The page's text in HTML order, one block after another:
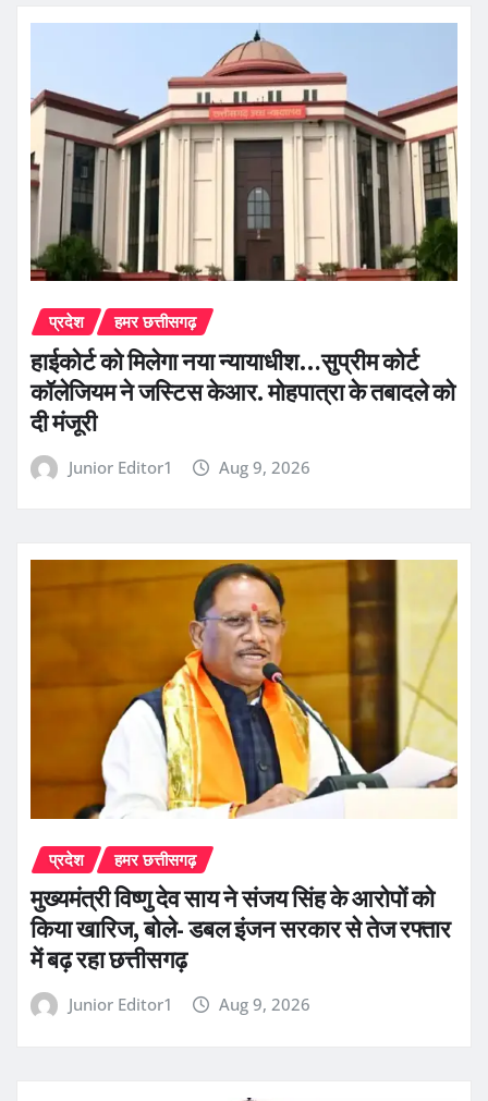
प्रदेश हमर छत्तीसगढ़
हाईकोर्ट को मिलेगा नया न्यायाधीश…सुप्रीम कोर्ट
कॉलेजियम ने जस्टिस केआर. मोहपात्रा के तबादले को
दी मंजूरी
Junior Editor1 Aug 9, 2026
प्रदेश हमर छत्तीसगढ़
मुख्यमंत्री विष्णु देव साय ने संजय सिंह के आरोपों को
किया खारिज, बोले- डबल इंजन सरकार से तेज रफ्तार
में बढ़ रहा छत्तीसगढ़
Junior Editor1 Aug 9, 2026